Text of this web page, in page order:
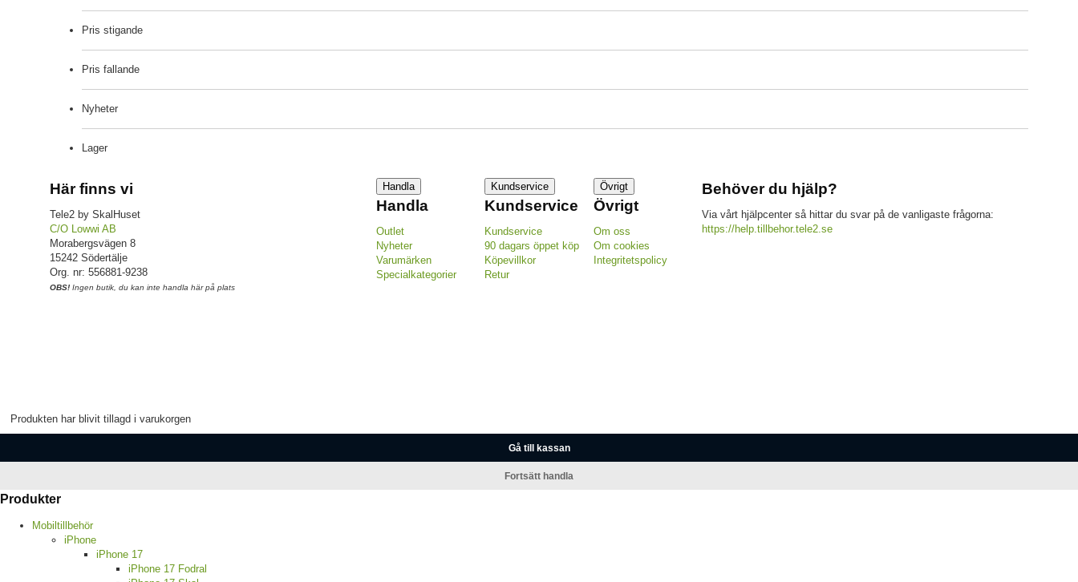
Pris stigande
Pris fallande
Nyheter
Lager
Här finns vi
Tele2 by SkalHuset
C/O Lowwi AB
Morabergsvägen 8
15242 Södertälje
Org. nr: 556881-9238
OBS! Ingen butik, du kan inte handla här på plats
Handla
Handla
Outlet
Nyheter
Varumärken
Specialkategorier
Kundservice
Kundservice
Kundservice
90 dagars öppet köp
Köpevillkor
Retur
Övrigt
Övrigt
Om oss
Om cookies
Integritetspolicy
Behöver du hjälp?
Via vårt hjälpcenter så hittar du svar på de vanligaste frågorna:
https://help.tillbehor.tele2.se
Produkten har blivit tillagd i varukorgen
Gå till kassan
Fortsätt handla
Produkter
Mobiltillbehör
iPhone
iPhone 17
iPhone 17 Fodral